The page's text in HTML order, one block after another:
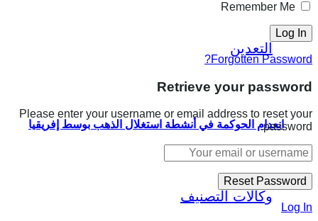
انعدام الحوكمة في أنشطة استغلال الذهب بوسط إفريقيا
Remember Me
Forgotten Password?
Retrieve your password
Please enter your username or email address to reset your
password.
Log In